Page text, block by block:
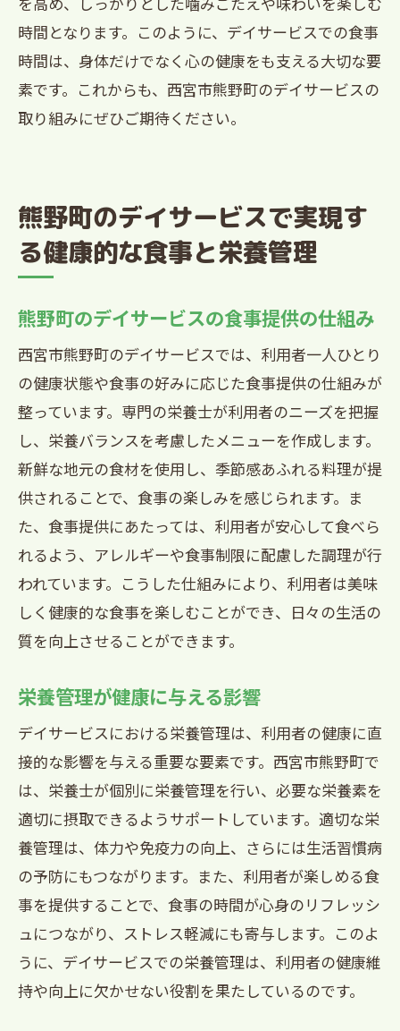
時間となります。このように、デイサービスでの食事
時間は、身体だけでなく心の健康をも支える大切な要
素です。これからも、西宮市熊野町のデイサービスの
取り組みにぜひご期待ください。
熊野町のデイサービスで実現す
る健康的な食事と栄養管理
熊野町のデイサービスの食事提供の仕組み
西宮市熊野町のデイサービスでは、利用者一人ひとり
の健康状態や食事の好みに応じた食事提供の仕組みが
整っています。専門の栄養士が利用者のニーズを把握
し、栄養バランスを考慮したメニューを作成します。
新鮮な地元の食材を使用し、季節感あふれる料理が提
供されることで、食事の楽しみを感じられます。ま
た、食事提供にあたっては、利用者が安心して食べら
れるよう、アレルギーや食事制限に配慮した調理が行
われています。こうした仕組みにより、利用者は美味
しく健康的な食事を楽しむことができ、日々の生活の
質を向上させることができます。
栄養管理が健康に与える影響
デイサービスにおける栄養管理は、利用者の健康に直
接的な影響を与える重要な要素です。西宮市熊野町で
は、栄養士が個別に栄養管理を行い、必要な栄養素を
適切に摂取できるようサポートしています。適切な栄
養管理は、体力や免疫力の向上、さらには生活習慣病
の予防にもつながります。また、利用者が楽しめる食
事を提供することで、食事の時間が心身のリフレッシ
ュにつながり、ストレス軽減にも寄与します。このよ
うに、デイサービスでの栄養管理は、利用者の健康維
持や向上に欠かせない役割を果たしているのです。